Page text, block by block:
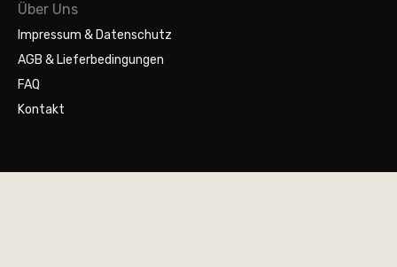
Über Uns
Impressum & Datenschutz
AGB & Lieferbedingungen
FAQ
Kontakt